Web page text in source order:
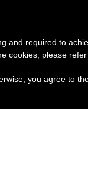
and required to
cookies, please
you agree to